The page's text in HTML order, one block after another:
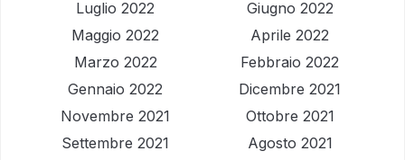
Luglio 2022
Giugno 2022
Maggio 2022
Aprile 2022
Marzo 2022
Febbraio 2022
Gennaio 2022
Dicembre 2021
Novembre 2021
Ottobre 2021
Settembre 2021
Agosto 2021